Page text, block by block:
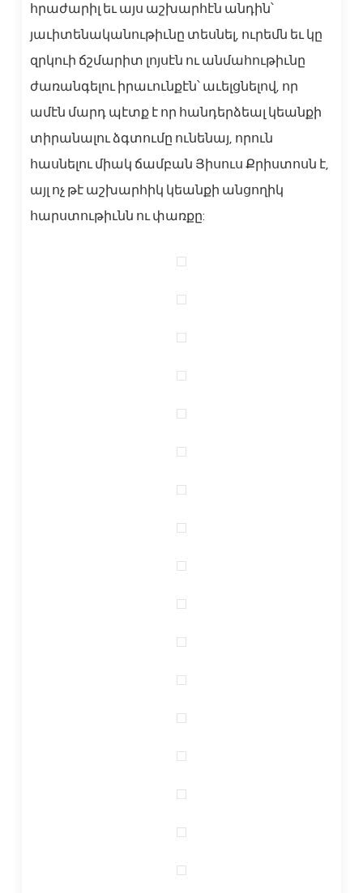
հրաժարիլ եւ այս աշխարհէն անդին՝
յաւիտենականութիւնը տեսնել, ուրեմն եւ կը
զրկուի ճշմարիտ լոյսէն ու անմահութիւնը
ժառանգելու իրաւունքէն՝ աւելցնելով, որ
ամէն մարդ պէտք է որ հանդերձեալ կեանքի
տիրանալու ձգտումը ունենայ, որուն
հասնելու միակ ճամբան Յիսուս Քրիստոսն է,
այլ ոչ թէ աշխարհիկ կեանքի անցողիկ
հարստութիւնն ու փառքը: